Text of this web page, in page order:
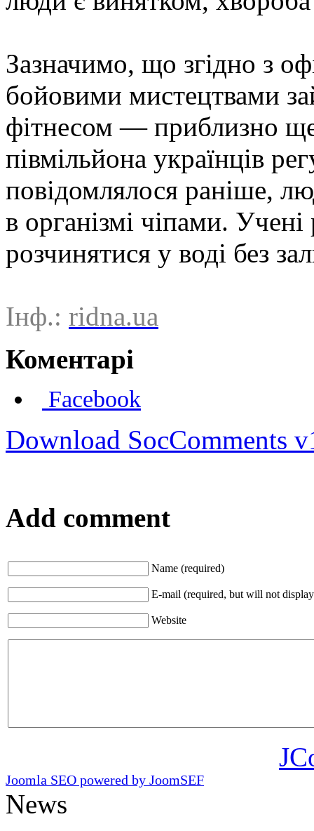
Зазначимо, що згідно з
бойовими мистецтвами
фітнесом — приблизно
півмільйона українців
повідомлялося раніше,
в організмі чіпами.
розчинятися у воді без
Інф.: ridna.ua
Коментарі
Facebook
Download SocComments
Add comment
Name (required)
E-mail (required, but will not
Website
Joomla SEO powered by JoomSEF
News